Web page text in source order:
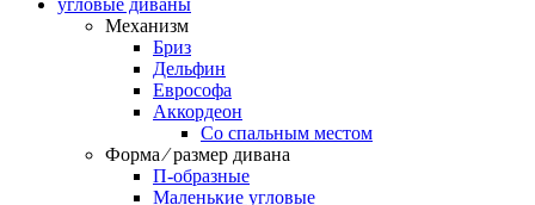
угловые диваны
Механизм
Бриз
Дельфин
Еврософа
Аккордеон
Со спальным местом
Форма ⁄ размер дивана
П-образные
Маленькие угловые